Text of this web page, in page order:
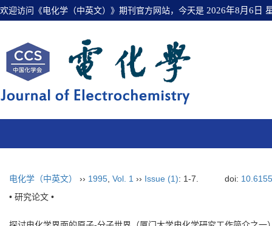
欢迎访问《电化学（中英文）》期刊官方网站，今天是 2026年8月6日
电化学（中英文） ›› 1995 Vol. 1 ›› Issue (1): 1-7. doi:
• 研究论文 •